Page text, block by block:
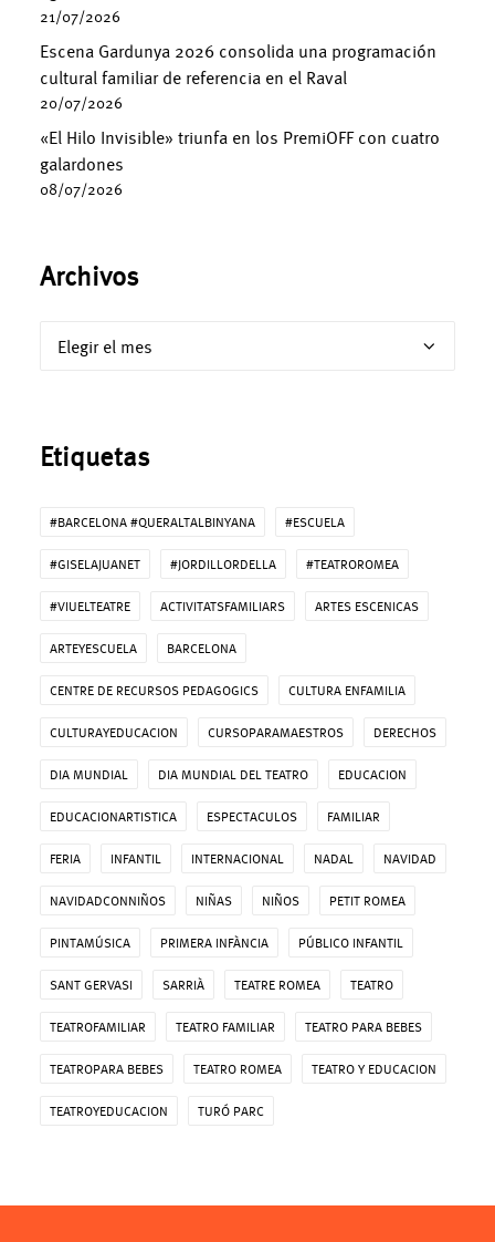
21/07/2026
Escena Gardunya 2026 consolida una programación
cultural familiar de referencia en el Raval
20/07/2026
«El Hilo Invisible» triunfa en los PremiOFF con cuatro
galardones
08/07/2026
Archivos
Archivos
Etiquetas
#BARCELONA #QUERALTALBINYANA #ESCUELA
#GISELAJUANET #JORDILLORDELLA #TEATROROMEA
#VIUELTEATRE ACTIVITATSFAMILIARS ARTES ESCENICAS
ARTEYESCUELA BARCELONA
CENTRE DE RECURSOS PEDAGOGICS CULTURA ENFAMILIA
CULTURAYEDUCACION CURSOPARAMAESTROS DERECHOS
DIA MUNDIAL DIA MUNDIAL DEL TEATRO EDUCACION
EDUCACIONARTISTICA ESPECTACULOS FAMILIAR
FERIA INFANTIL INTERNACIONAL NADAL NAVIDAD
NAVIDADCONNIÑOS NIÑAS NIÑOS PETIT ROMEA
PINTAMÚSICA PRIMERA INFÀNCIA PÚBLICO INFANTIL
SANT GERVASI SARRIÀ TEATRE ROMEA TEATRO
TEATROFAMILIAR TEATRO FAMILIAR TEATRO PARA BEBES
TEATROPARA BEBES TEATRO ROMEA TEATRO Y EDUCACION
TEATROYEDUCACION TURÓ PARC